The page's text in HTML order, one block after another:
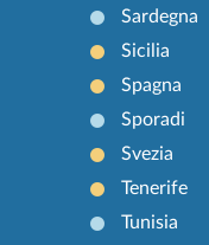
Sardegna
Sicilia
Spagna
Sporadi
Svezia
Tenerife
Tunisia